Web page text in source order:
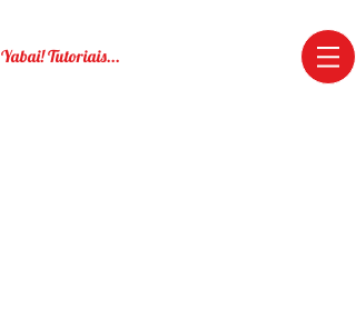
Yabai! Tutoriais...